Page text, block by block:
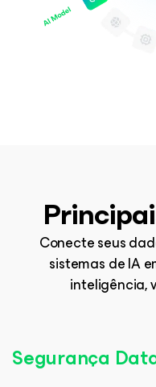
Conecte seus
sistemas de IA
inteligência,
Segurança